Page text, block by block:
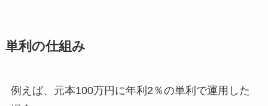
単利の仕組み
例えば、元本100万円に年利2％の単利で運用した